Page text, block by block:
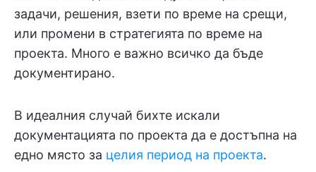
задачи, решения, взети по време на срещи,
или промени в стратегията по време на
проекта. Много е важно всичко да бъде
документирано.
В идеалния случай бихте искали
документацията по проекта да е достъпна на
едно място за целия период на проекта.